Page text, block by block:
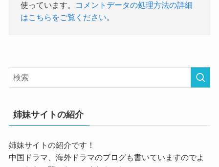
使っています。
コメントデータの処理方法の詳細
はこちらをご覧ください。
姉妹サイトの紹介
姉妹サイトの紹介です！
中国ドラマ、海外ドラマのブログも書いていますのでよ